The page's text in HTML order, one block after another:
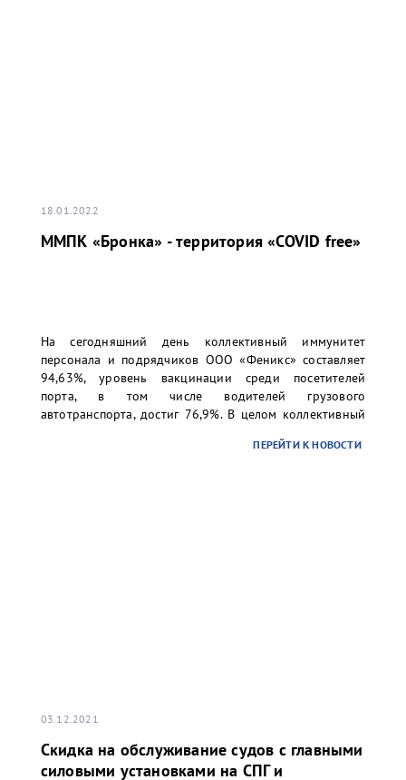
18.01.2022
ММПК «Бронка» - территория «COVID free»
На сегодняшний день коллективный иммунитет
персонала и подрядчиков ООО «Феникс» составляет
94,63%, уровень вакцинации среди посетителей
порта, в том числе водителей грузового
автотранспорта, достиг 76,9%. В целом коллективный
ММПК «Бронка» территорией, свободной от COVID.
ПЕРЕЙТИ К НОВОСТИ
03.12.2021
Скидка на обслуживание судов с главными
силовыми установками на СПГ и